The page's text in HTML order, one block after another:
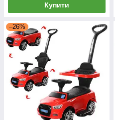
Купити
–26%